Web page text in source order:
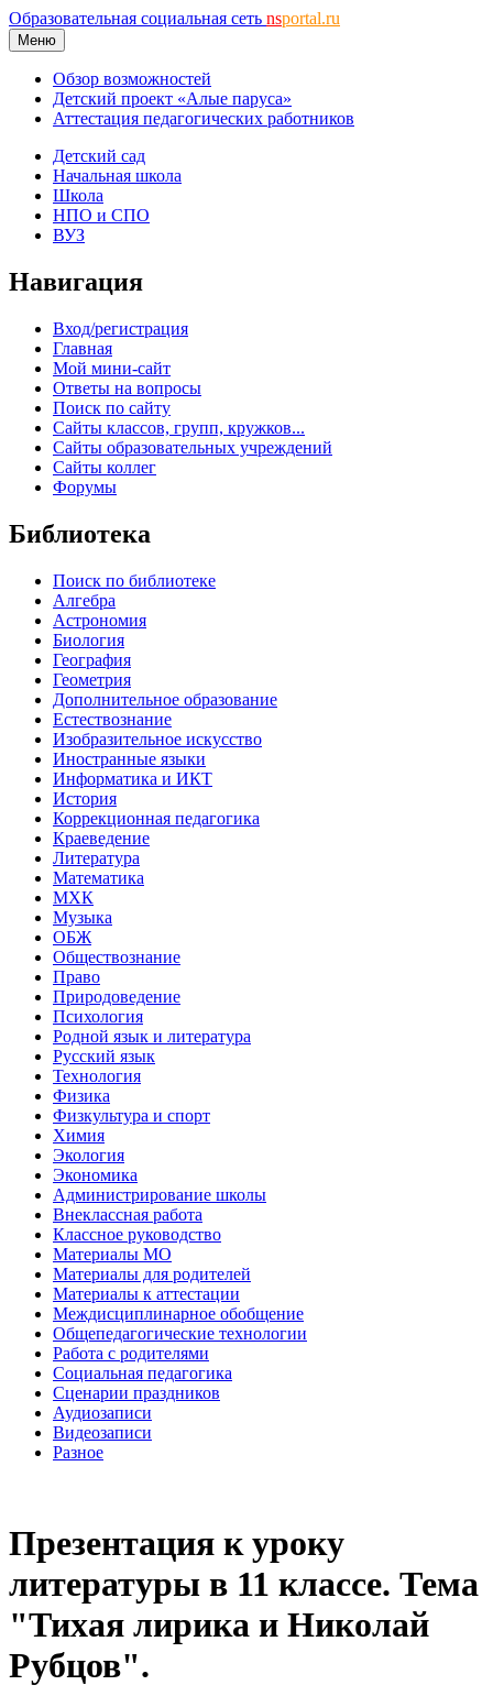
Образовательная социальная сеть nsportal.ru
Меню
Обзор возможностей
Детский проект «Алые паруса»
Аттестация педагогических работников
Детский сад
Начальная школа
Школа
НПО и СПО
ВУЗ
Навигация
Вход/регистрация
Главная
Мой мини-сайт
Ответы на вопросы
Поиск по сайту
Сайты классов, групп, кружков...
Сайты образовательных учреждений
Сайты коллег
Форумы
Библиотека
Поиск по библиотеке
Алгебра
Астрономия
Биология
География
Геометрия
Дополнительное образование
Естествознание
Изобразительное искусство
Иностранные языки
Информатика и ИКТ
История
Коррекционная педагогика
Краеведение
Литература
Математика
МХК
Музыка
ОБЖ
Обществознание
Право
Природоведение
Психология
Родной язык и литература
Русский язык
Технология
Физика
Физкультура и спорт
Химия
Экология
Экономика
Администрирование школы
Внеклассная работа
Классное руководство
Материалы МО
Материалы для родителей
Материалы к аттестации
Междисциплинарное обобщение
Общепедагогические технологии
Работа с родителями
Социальная педагогика
Сценарии праздников
Аудиозаписи
Видеозаписи
Разное
Презентация к уроку
литературы в 11 классе. Тема
"Тихая лирика и Николай
Рубцов".